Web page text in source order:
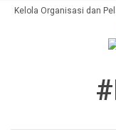
Kelola Organisasi dan